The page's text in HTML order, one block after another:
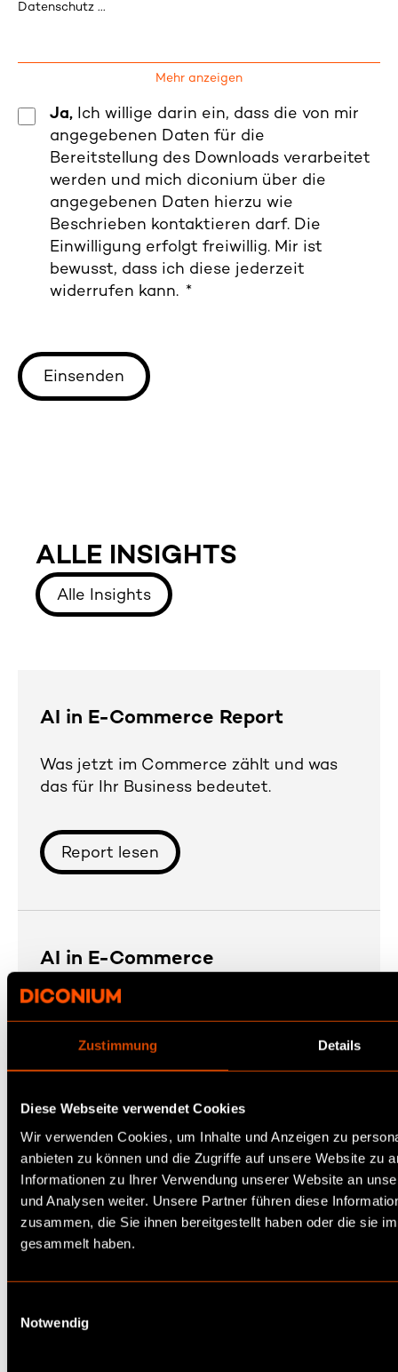
Zustimmung Details
Diese Webseite verwendet Cookies
Wir verwenden Cookies, um Inhalte und Anzeigen zu
anbieten zu können und die Zugriffe auf unsere Website zu
Informationen zu Ihrer Verwendung unserer Website an
und Analysen weiter. Unsere Partner führen diese
zusammen, die Sie ihnen bereitgestellt haben oder die sie
gesammelt haben.
Notwendig
Datenschutz ...
Mehr anzeigen
Ja, Ich willige darin ein, dass die von mir
angegebenen Daten für die
Bereitstellung des Downloads verarbeitet
werden und mich diconium über die
angegebenen Daten hierzu wie
Beschrieben kontaktieren darf. Die
Einwilligung erfolgt freiwillig. Mir ist
bewusst, dass ich diese jederzeit
widerrufen kann. *
ALLE INSIGHTS
Alle Insights
AI in E-Commerce Report
Was jetzt im Commerce zählt und was
das für Ihr Business bedeutet.
Report lesen
AI in E-Commerce
Die Spielregeln im E-Commerce ändern
die Grundlage für eine neue Commerce-
Ära kennen.
Report lesen
Studie: Cybersecurity in der
200 deutsche Industrieunternehmen im